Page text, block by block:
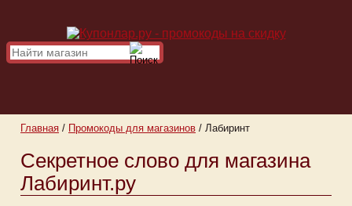
Главная / Промокоды для магазинов / Лабиринт
Секретное слово для магазина
Лабиринт.ру